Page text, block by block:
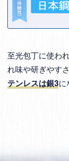
至光包丁に使わ
れ味や研ぎやす
テンレスは銀3に